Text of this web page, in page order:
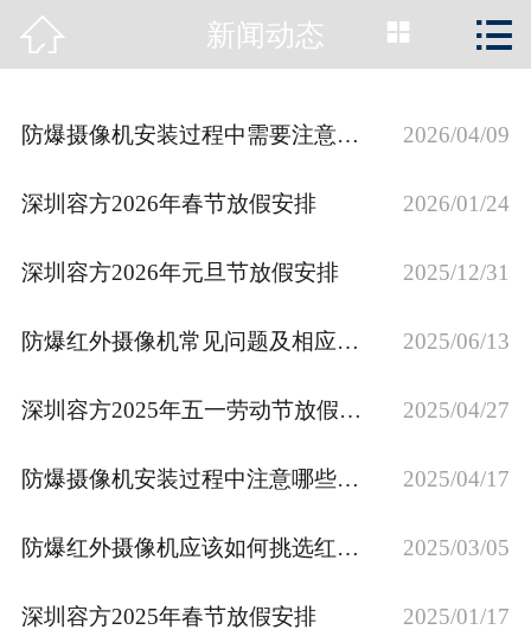
 首页
产品展示
工程案例
资质荣誉
服务支持
 新闻动态  
防爆摄像机安装过程中需要注意的事项 2026/04/09
深圳容方2026年春节放假安排 2026/01/24
深圳容方2026年元旦节放假安排 2025/12/31
防爆红外摄像机常见问题及相应的优化方案 2025/06/13
深圳容方2025年五一劳动节放假安排 2025/04/27
防爆摄像机安装过程中注意哪些要点 2025/04/17
防爆红外摄像机应该如何挑选红外灯 2025/03/05
深圳容方2025年春节放假安排 2025/01/17